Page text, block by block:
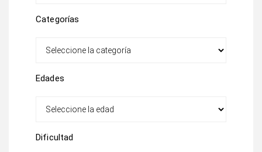
Categorías
Edades
Dificultad